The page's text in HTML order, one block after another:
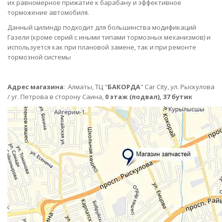
их равномерное прижатие к барабану и эффективное
торможение автомобиля.
Данный цилиндр подходит для большинства модификаций
Газели (кроме серий с иными типами тормозных механизмов) и
используется как при плановой замене, так и при ремонте
тормозной системы
Адрес магазина: Алматы,ТЦ "БАКОРДА" Car City, ул. Рыскулова
/ уг. Петрова в сторону Саина, 0 этаж (подвал), 37 бутик